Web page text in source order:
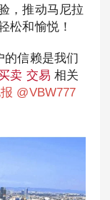
，推动马尼拉
松和愉悦！
的信赖是我们
卖 交易相关
@VBW777